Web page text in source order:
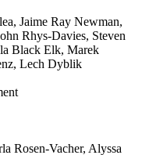
Jaime Ray Newman,
Rhys-Davies, Steven
Black Elk, Marek
Lech Dyblik
Rosen-Vacher, Alyssa